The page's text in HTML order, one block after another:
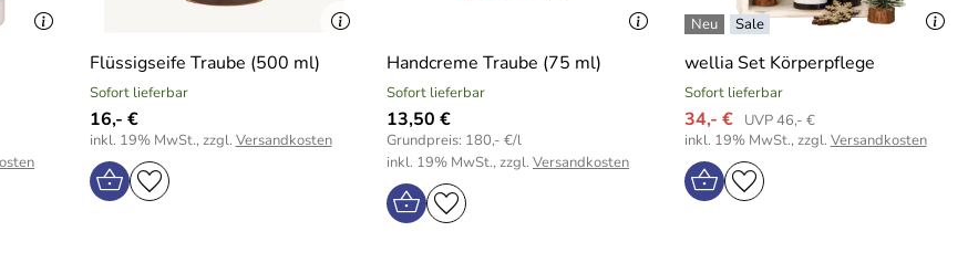
Flüssigseife Traube (500 ml)
Sofort lieferbar
16,- €
inkl. 19% MwSt., zzgl. Versandkosten
Handcreme Traube (75 ml)
Sofort lieferbar
13,50 €
Grundpreis: 180,- €/l
inkl. 19% MwSt., zzgl. Versandkosten
wellia Set Körperpflege
Sofort lieferbar
34,- €
UVP 46,- €
inkl. 19% MwSt., zzgl. Versandkosten